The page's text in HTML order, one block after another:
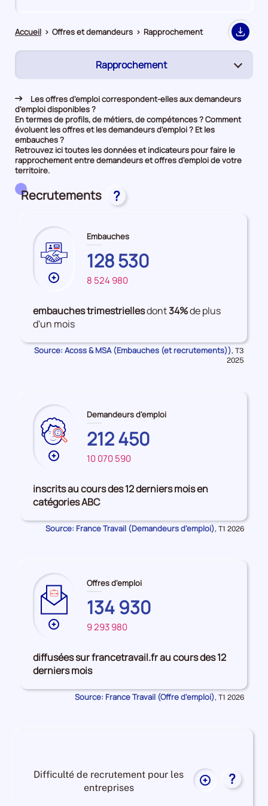
Accueil > Offres et demandeurs > Rapprochement Export
Rapprochement
(page
Demandeurs d'emploi
Offres d’emploi
Les offres d'emploi correspondent-elles aux demandeurs
d'emploi disponibles ?
En termes de profils, de métiers, de compétences ? Comment
évoluent les offres et les demandeurs d'emploi ? Et les
embauches ?
Retrouvez ici toutes les données et indicateurs pour faire le
rapprochement entre demandeurs et offres d'emploi de votre
territoire.
Recrutements ?
Plus
données
sur
les
Embauches
Embauches
SEINE-
ET-
MARNE
128 530
FRANCE
8 524 980
embauches trimestriellesdont34%de plus
d'un mois
Source: Acoss & MSA (Embauches (et recrutements)), Données
pour
T3
2025
Plus
données
sur
les
SEINE-
Demandeurs d'emploi
212 450
10 070 590
inscrits au cours des 12 derniers mois en
catégories ABC
Source: France Travail (Demandeurs d'emploi), Données
T1 2026
Plus
données
sur
les
SEINE-
Offres d'emploi
134 930
9 293 980
diffusées sur francetravail.fr au cours des 12
derniers mois
Source: France Travail (Offre d'emploi), Données
T1 2026
Difficulté de recrutement pour les
entreprises
Plus
?